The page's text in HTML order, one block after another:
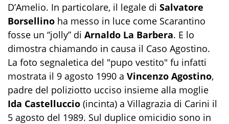
D’Amelio. In particolare, il legale di Salvatore
Borsellino ha messo in luce come Scarantino
fosse un “jolly” di Arnaldo La Barbera. E lo
dimostra chiamando in causa il Caso Agostino.
La foto segnaletica del "pupo vestito" fu infatti
mostrata il 9 agosto 1990 a Vincenzo Agostino,
padre del poliziotto ucciso insieme alla moglie
Ida Castelluccio (incinta) a Villagrazia di Carini il
5 agosto del 1989. Sul duplice omicidio sono in